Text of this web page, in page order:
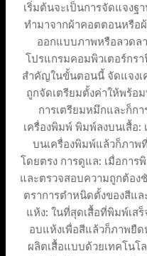
เริ่มต้นจะเป็นการจัดแจงฐ
ทำมาจากผ้าคอตตอนหรือ
ออกแบบภาพหรือลวดล
โปรแกรมคอมพิวเตอร์กร
สำคัญในขั้นตอนนี้ จัดแจงเ
ถูกจัดเตรียมตั้งค่าให้พร้อ
การเตรียมหมึกและก็ก
เครื่องพิมพ์ พิมพ์ลงบนเสื้อ:
บนเครื่องพิมพ์แล้วก็ภาพ
โดยตรง การดูแล: เมื่อกา
และตรวจสอบความถูกต้อง
ตราการตำหนิดตั้งของสีแ
แห้ง: ในที่สุดเสื้อที่พิมพ์เส
อบแห้งเพื่อสีแล้วก็ภาพยื
ผลิตเสื้อแบบด้วยเทคโนโ